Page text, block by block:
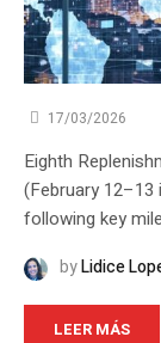
17/03/2026
Eighth
(February 12–13
following key
byLidice
LEER MÁS